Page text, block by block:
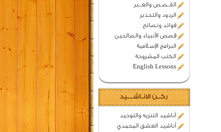
القــصـص والعـــبر
الردود والتحذير
فوائد ونصائح
قصص الأنبياء والصالحين
البرامج الإسـلامية
الكتب المشروحة
English Lessons
ركــن الانـاشــــيد
أناشيد التنزيه والتوحيد
أناشيد العشق المحمدي